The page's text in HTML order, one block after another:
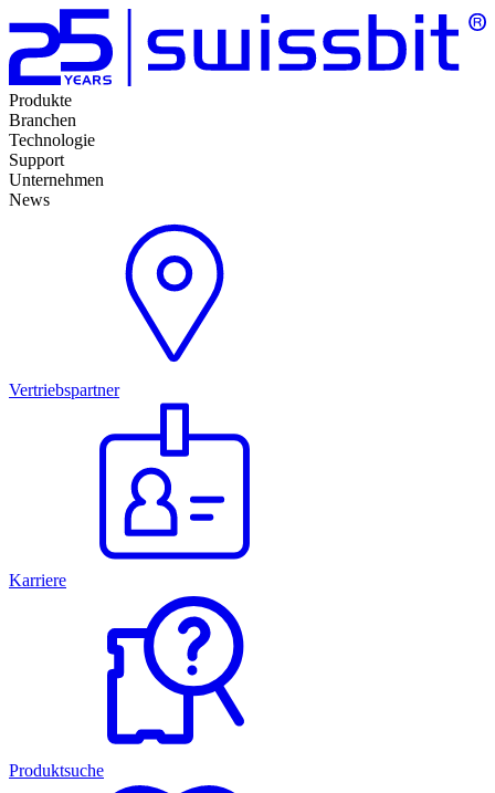
Produkte
Branchen
Technologie
Support
Unternehmen
News
Vertriebspartner
Karriere
Produktsuche